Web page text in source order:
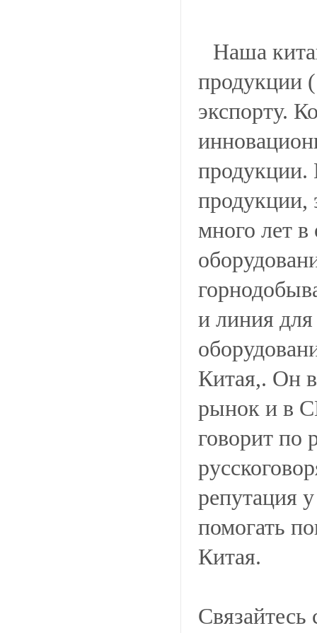
Наша
продукции
экспорту.
продукции.
продукции,
много лет
и линия
Китая,. Он
рынок и в
говорит по
репутация
помогать
Китая.